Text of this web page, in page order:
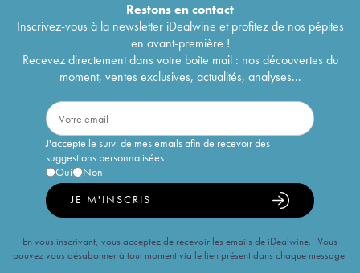
Restons encontact
Inscrivez-vous à la newsletter iDealwine et profitez de nos pépites
en avant-première !
Recevez directement dans votre boîte mail : nos découvertes du
moment, ventes exclusives, actualités, analyses...
J'accepte le suivi de mes emails afin de recevoir des
suggestions personnalisées
Oui
Non
JE M'INSCRIS
En vous inscrivant, vous acceptez de recevoir les emails de iDealwine. Vous
pouvez vous désabonner à tout moment via le lien présent dans chaque message.